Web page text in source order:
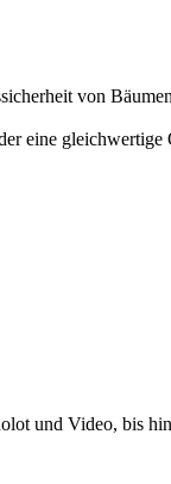
von
eine
und Video, bis